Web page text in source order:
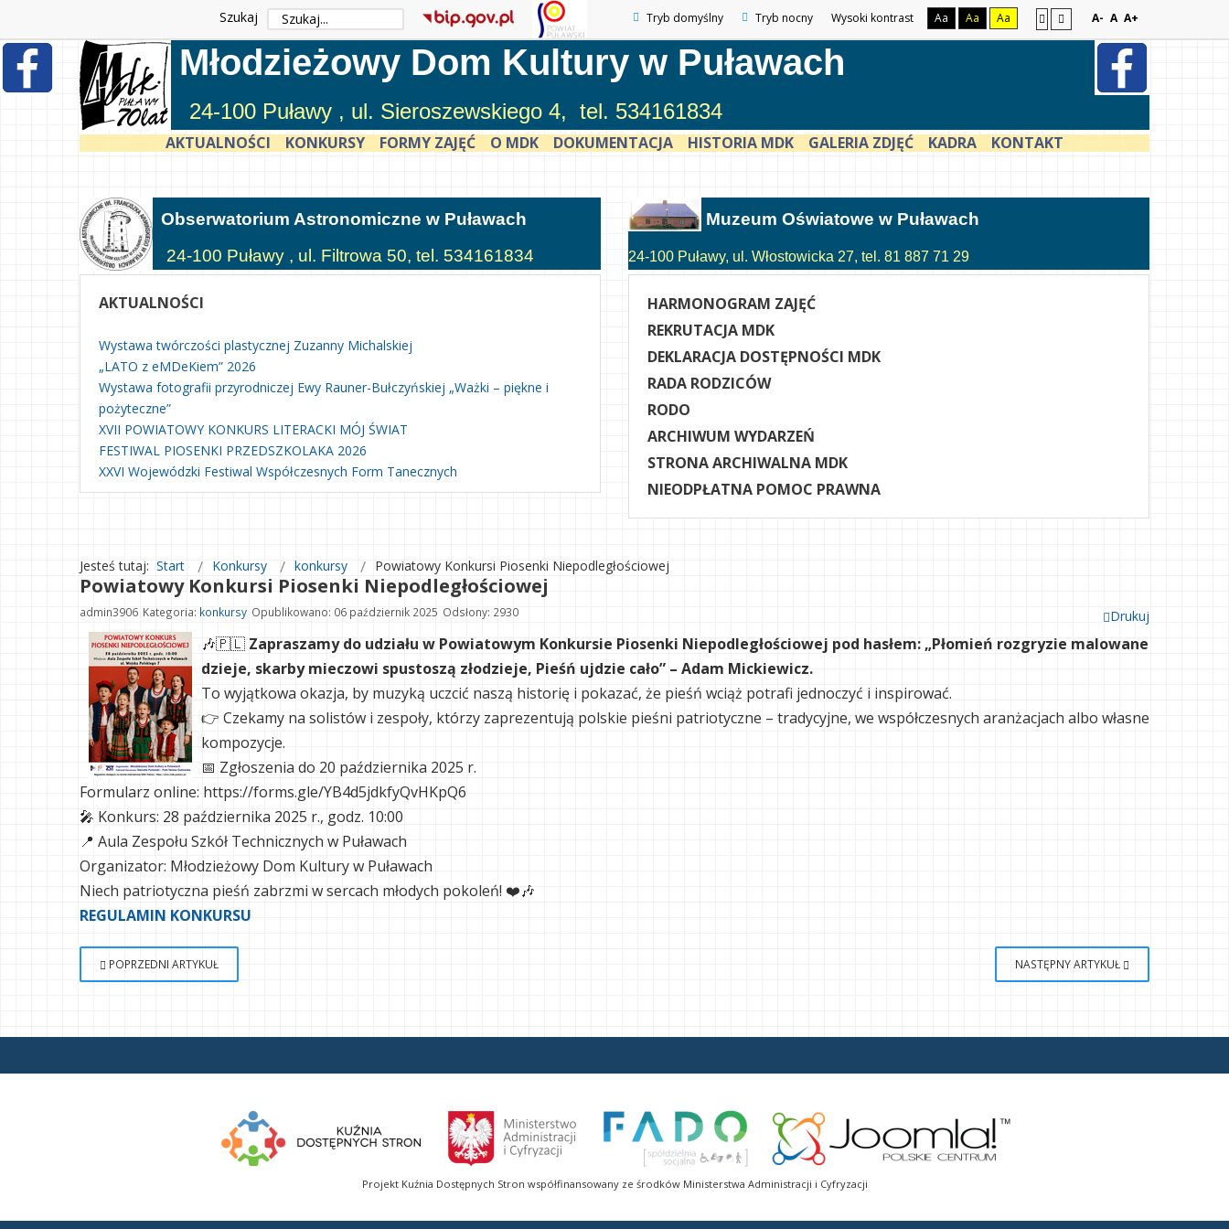
Tryb domyślny Tryb nocny Wysoki kontrast Aa Aa Aa A- A A+
Szukaj
Młodzieżowy Dom Kultury w Puławach
24-100 Puławy , ul. Sieroszewskiego 4, tel. 534161834
AKTUALNOŚCI KONKURSY FORMY ZAJĘĆ O MDK DOKUMENTACJA HISTORIA MDK GALERIA ZDJĘĆ KADRA KONTAKT
Obserwatorium Astronomiczne w Puławach
24-100 Puławy , ul. Filtrowa 50, tel. 534161834
AKTUALNOŚCI
Wystawa twórczości plastycznej Zuzanny Michalskiej
„LATO z eMDeKiem” 2026
Wystawa fotografii przyrodniczej Ewy Rauner-Bułczyńskiej „Ważki – piękne i
pożyteczne”
XVII POWIATOWY KONKURS LITERACKI MÓJ ŚWIAT
FESTIWAL PIOSENKI PRZEDSZKOLAKA 2026
XXVI Wojewódzki Festiwal Współczesnych Form Tanecznych
Muzeum Oświatowe w Puławach
24-100 Puławy, ul. Włostowicka 27, tel. 81 887 71 29
HARMONOGRAM ZAJĘĆ
REKRUTACJA MDK
DEKLARACJA DOSTĘPNOŚCI MDK
RADA RODZICÓW
RODO
ARCHIWUM WYDARZEŃ
STRONA ARCHIWALNA MDK
NIEODPŁATNA POMOC PRAWNA
Jesteś tutaj: Start Konkursy konkursy Powiatowy Konkursi Piosenki Niepodległościowej
Powiatowy Konkursi Piosenki Niepodległościowej
Drukuj
admin3906 Kategoria: konkursy Opublikowano: 06 październik 2025 Odsłony: 2930
🎶🇵🇱 Zapraszamy do udziału w Powiatowym Konkursie Piosenki Niepodległościowej pod hasłem: „Płomień rozgryzie malowane
dzieje, skarby mieczowi spustoszą złodzieje, Pieśń ujdzie cało” – Adam Mickiewicz.
To wyjątkowa okazja, by muzyką uczcić naszą historię i pokazać, że pieśń wciąż potrafi jednoczyć i inspirować.
👉 Czekamy na solistów i zespoły, którzy zaprezentują polskie pieśni patriotyczne – tradycyjne, we współczesnych aranżacjach albo własne
kompozycje.
📅 Zgłoszenia do 20 października 2025 r.
Formularz online: https://forms.gle/YB4d5jdkfyQvHKpQ6
🎤 Konkurs: 28 października 2025 r., godz. 10:00
📍 Aula Zespołu Szkół Technicznych w Puławach
Organizator: Młodzieżowy Dom Kultury w Puławach
Niech patriotyczna pieśń zabrzmi w sercach młodych pokoleń! ❤️🎶
REGULAMIN KONKURSU
POPRZEDNI ARTYKUŁ NASTĘPNY ARTYKUŁ
Projekt Kuźnia Dostępnych Stron współfinansowany ze środków Ministerstwa Administracji i Cyfryzacji